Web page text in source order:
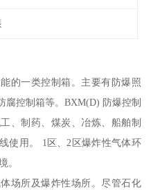
的一类控制箱。主要有防爆照
腐控制箱等。BXM(D) 防爆控制
、制药、煤炭、冶炼、船舶制
使用。 1区、2区爆炸性气体环
。
场所及爆炸性场所。尽管石化